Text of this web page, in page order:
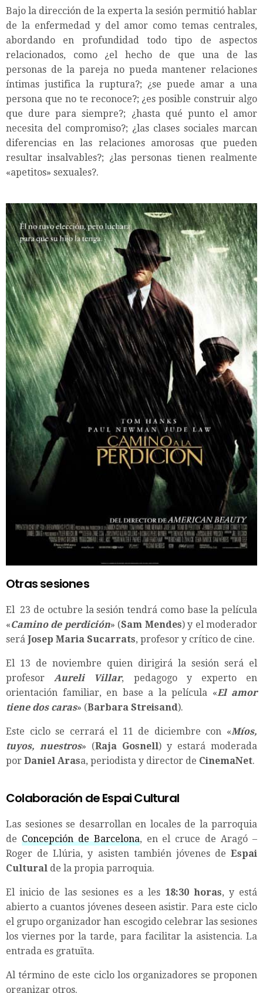
Bajo la dirección de la experta la sesión permitió hablar
de la enfermedad y del amor como temas centrales,
abordando en profundidad todo tipo de aspectos
relacionados, como ¿el hecho de que una de las
personas de la pareja no pueda mantener relaciones
íntimas justifica la ruptura?; ¿se puede amar a una
persona que no te reconoce?; ¿es posible construir algo
que dure para siempre?; ¿hasta qué punto el amor
necesita del compromiso?; ¿las clases sociales marcan
diferencias en las relaciones amorosas que pueden
resultar insalvables?; ¿las personas tienen realmente
«apetitos» sexuales?.
Otras sesiones
El 23 de octubre la sesión tendrá como base la película
«Camino de perdición» (Sam Mendes) y el moderador
será Josep Maria Sucarrats, profesor y crítico de cine.
El 13 de noviembre quien dirigirá la sesión será el
profesor Aureli Villar, pedagogo y experto en
orientación familiar, en base a la película «El amor
tiene dos caras» (Barbara Streisand).
Este ciclo se cerrará el 11 de diciembre con «Míos,
tuyos, nuestros» (Raja Gosnell) y estará moderada
por Daniel Arasa, periodista y director de CinemaNet.
Colaboración de Espai Cultural
Las sesiones se desarrollan en locales de la parroquia
de Concepción de Barcelona, en el cruce de Aragó –
Roger de Llúria, y asisten también jóvenes de Espai
Cultural de la propia parroquia.
El inicio de las sesiones es a les 18:30 horas, y está
abierto a cuantos jóvenes deseen asistir. Para este ciclo
el grupo organizador han escogido celebrar las sesiones
los viernes por la tarde, para facilitar la asistencia. La
entrada es gratuïta.
Al término de este ciclo los organizadores se proponen
organizar otros.